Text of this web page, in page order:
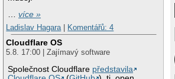
…více »
Ladislav Hagara
Komentářů: 4
Cloudflare OS
5.8. 17:00 | Zajímavý software
Společnost Cloudflare představila